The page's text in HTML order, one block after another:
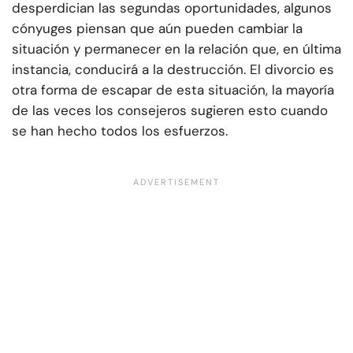
desperdician las segundas oportunidades, algunos
cónyuges piensan que aún pueden cambiar la
situación y permanecer en la relación que, en última
instancia, conducirá a la destrucción. El divorcio es
otra forma de escapar de esta situación, la mayoría
de las veces los consejeros sugieren esto cuando
se han hecho todos los esfuerzos.